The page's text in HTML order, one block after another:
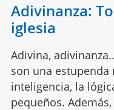
Adivinanza:
iglesia
Adivina,
son una
inteligencia, la
pequeños.